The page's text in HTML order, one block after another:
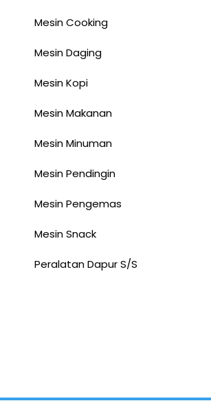
Mesin Cooking
Mesin Daging
Mesin Kopi
Mesin Makanan
Mesin Minuman
Mesin Pendingin
Mesin Pengemas
Mesin Snack
Peralatan Dapur S/S